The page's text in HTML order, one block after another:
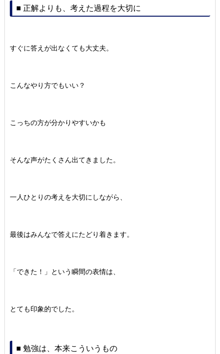
■ 正解よりも、考えた過程を大切に
すぐに答えが出なくても大丈夫。
こんなやり方でもいい？
こっちの方が分かりやすいかも
そんな声がたくさん出てきました。
一人ひとりの考えを大切にしながら、
最後はみんなで答えにたどり着きます。
「できた！」という瞬間の表情は、
とても印象的でした。
■ 勉強は、本来こういうもの